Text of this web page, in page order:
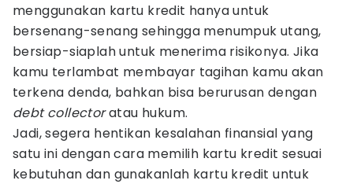
menggunakan kartu kredit hanya untuk
bersenang-senang sehingga menumpuk utang,
bersiap-siaplah untuk menerima risikonya. Jika
kamu terlambat membayar tagihan kamu akan
terkena denda, bahkan bisa berurusan dengan
debt collectoratau hukum.
Jadi, segera hentikan kesalahan finansial yang
satu ini dengan cara memilih kartu kredit sesuai
kebutuhan dan gunakanlah kartu kredit untuk